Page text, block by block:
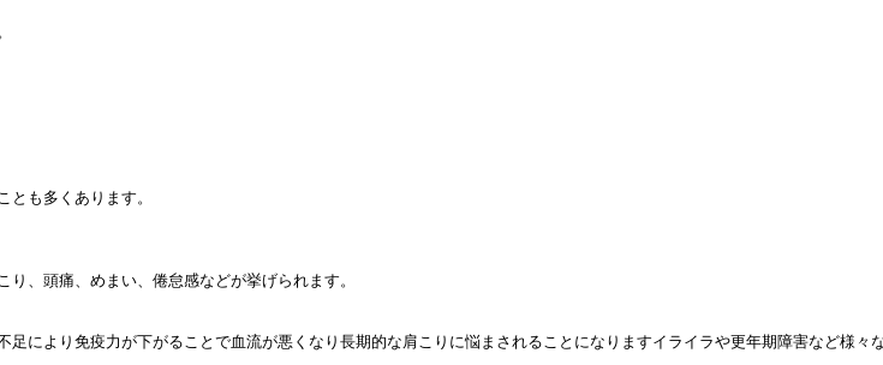
も多くあります。
、頭痛、めまい、倦怠感などが挙げられます。
により免疫力が下がることで血流が悪くなり長期的な肩こりに悩まされることになりますイライラや更年期障害など様